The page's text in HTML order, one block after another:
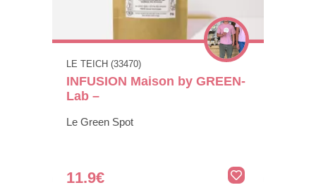
LE TEICH (33470)
INFUSION Maison by GREEN-
Lab –
Le Green Spot
11.9€